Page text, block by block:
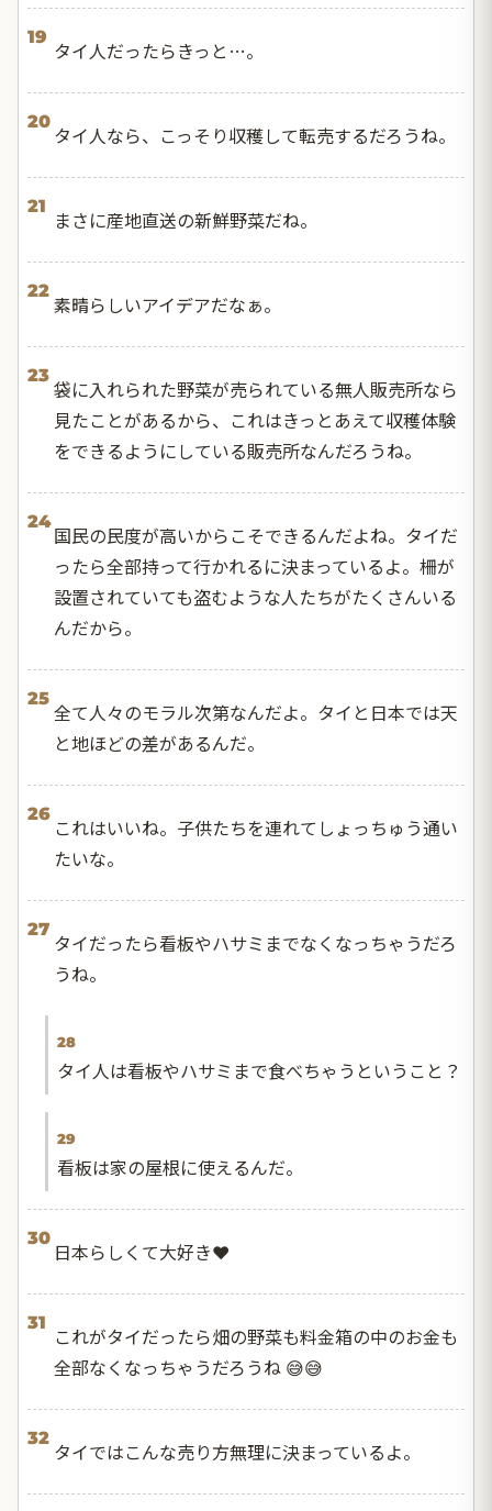
19
タイ人だったらきっと…。
20
タイ人なら、こっそり収穫して転売するだろうね。
21
まさに産地直送の新鮮野菜だね。
22
素晴らしいアイデアだなぁ。
23
袋に入れられた野菜が売られている無人販売所なら
見たことがあるから、これはきっとあえて収穫体験
をできるようにしている販売所なんだろうね。
24
国民の民度が高いからこそできるんだよね。タイだ
ったら全部持って行かれるに決まっているよ。柵が
設置されていても盗むような人たちがたくさんいる
んだから。
25
全て人々のモラル次第なんだよ。タイと日本では天
と地ほどの差があるんだ。
26
これはいいね。子供たちを連れてしょっちゅう通い
たいな。
27
タイだったら看板やハサミまでなくなっちゃうだろ
うね。
28
タイ人は看板やハサミまで食べちゃうということ？
29
看板は家の屋根に使えるんだ。
30
日本らしくて大好き❤️
31
これがタイだったら畑の野菜も料金箱の中のお金も
全部なくなっちゃうだろうね 😅😅
32
タイではこんな売り方無理に決まっているよ。